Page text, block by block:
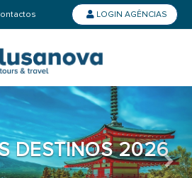
LOGIN AGÊNCIAS
2026